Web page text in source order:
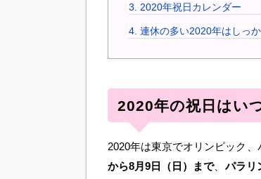
3. 2020年祝日カレンダー
4. 連休の多い2020年はしっ
2020年の祝日はい
2020年は東京でオリンピック
から8月9日（日）まで、パラリ